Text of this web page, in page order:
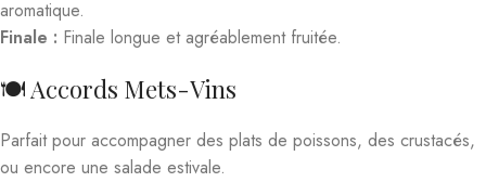
aromatique.
Finale : Finale longue et agréablement fruitée.
🍽️ Accords Mets-Vins
Parfait pour accompagner des plats de poissons, des crustacés,
ou encore une salade estivale.